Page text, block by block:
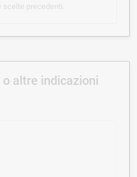
scelte precedenti.
altre indicazioni